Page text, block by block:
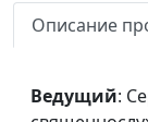
Описание
Ведущий: